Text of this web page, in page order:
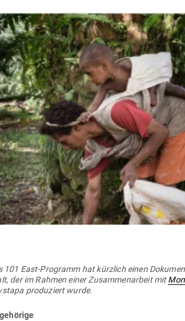
101 East-Pro­gramm hat kürzlich einen
der im Rahmen einer Zusam­men­arbeit mit
pro­du­ziert wurde.